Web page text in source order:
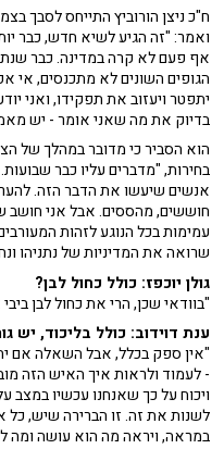
ח"כ ניצן הורוביץ התייחס לסבך
ואמר: "זה הגיע לשיא חדש, כבר
אף פעם לא קרה במדינה. כבר
הגופים השונים לא מתכנסים,
יתפטר ויעזוב את תפקידו, ואני
בדיוק את מה שאני אומר - יש
הוא הסביר כי מדובר במהלך של
בחירות, "מדברים עליו כבר
חוששים, מהססים. אבל אני חושב
עמימות בכל הנוגע לזהות
שרואה את המדיניות של נתניהו
גולן יוכפז: כולל כחול לבן?
"בוודאי שכן, הרי את כחול לבן
ענת דוידוב: כולל בליכוד, יש
"אין ספק בכלל, אבל השאלה אם
- לעמוד ולראות איך האיש הזה
ויכוח על כך שאנחנו עכשיו במצב
לשנות את זה. זו הברירה שיש,
במראה, ויראה מה הוא עושה ומה